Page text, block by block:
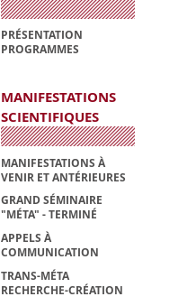
PRÉSENTATION
PROGRAMMES
MANIFESTATIONS
SCIENTIFIQUES
MANIFESTATIONS À
VENIR ET ANTÉRIEURES
GRAND SÉMINAIRE
"MÉTA" - TERMINÉ
APPELS À
COMMUNICATION
TRANS-MÉTA
RECHERCHE-CRÉATION